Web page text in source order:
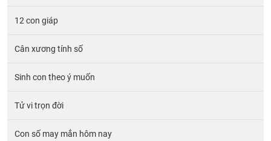
12 con giáp
Cân xương tính số
Sinh con theo ý muốn
Tử vi trọn đời
Con số may mắn hôm nay